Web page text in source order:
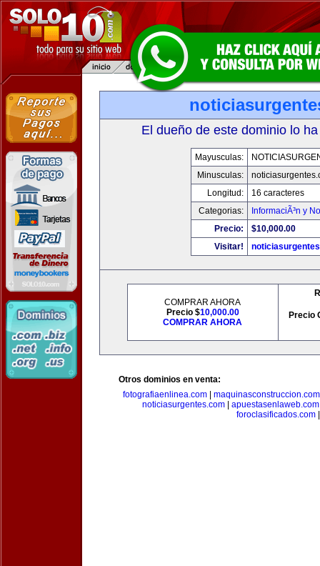
El dueño de este dominio lo
Mayusculas:
Minusculas:
Longitud:
16 caracteres
Categorias:
InformaciÃ³n y
Precio:
$10,000.00
Visitar!
COMPRAR AHORA
Precio $10,000.00
COMPRAR AHORA
Precio
Otros dominios en venta:
fotografiaenlinea.com
maquinasconstruccion.com
noticiasurgentes.com| apuestasenlaweb.com
foroclasificados.com|